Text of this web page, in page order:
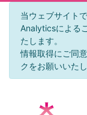
当ウェブサイト
Analyticsによる
たします。
情報取得にご同
クをお願いいたし